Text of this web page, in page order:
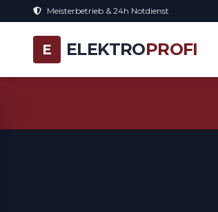
Meisterbetrieb & 24h Notdienst
E ELEKTROPROFI